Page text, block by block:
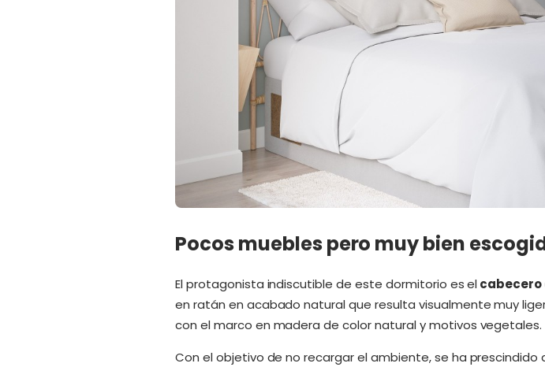
Pocos muebles pero muy bien
El protagonista indiscutible de este dormitorio es el cabecero
en ratán en acabado natural que resulta visualmente muy
con el marco en madera de color natural y motivos vegetales.
Con el objetivo de no recargar el ambiente, se ha